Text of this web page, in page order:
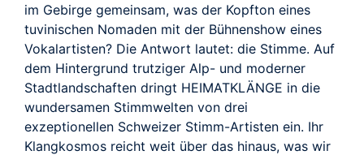
im Gebirge gemeinsam, was der Kopfton eines
tuvinischen Nomaden mit der Bühnenshow eines
Vokalartisten? Die Antwort lautet: die Stimme. Auf
dem Hintergrund trutziger Alp- und moderner
Stadtlandschaften dringt HEIMATKLÄNGE in die
wundersamen Stimmwelten von drei
exzeptionellen Schweizer Stimm-Artisten ein. Ihr
Klangkosmos reicht weit über das hinaus, was wir